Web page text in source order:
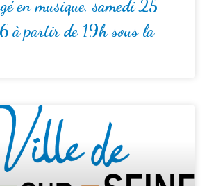
en musique, samedi 25
à partir de 19h sous la